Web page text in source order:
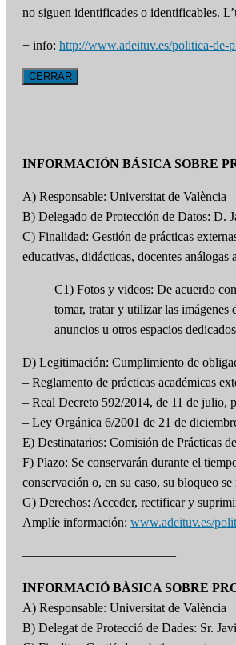
no siguen identificades o identificables.
+ info: http://www.adeituv.es/politica-de-
CERRAR
INFORMACIÓN BÁSICA SOBRE
A) Responsable: Universitat de València
B) Delegado de Protección de Datos: D.
C) Finalidad: Gestión de prácticas
educativas, didácticas, docentes análogas
C1) Fotos y videos: De acuerdo
tomar, tratar y utilizar las
anuncios u otros espacios
D) Legitimación: Cumplimiento de
– Reglamento de prácticas académicas
– Real Decreto 592/2014, de 11 de julio,
– Ley Orgánica 6/2001 de 21 de
E) Destinatarios: Comisión de Prácticas
F) Plazo: Se conservarán durante el
conservación o, en su caso, su bloqueo
G) Derechos: Acceder, rectificar y
Amplíe información: www.adeituv.es/
————————————
INFORMACIÓ BÀSICA SOBRE
A) Responsable: Universitat de València
B) Delegat de Protecció de Dades: Sr.